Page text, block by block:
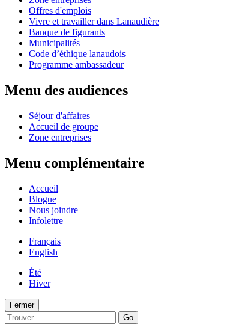
Offres d'emplois
Vivre et travailler dans Lanaudière
Banque de figurants
Municipalités
Code d’éthique lanaudois
Programme ambassadeur
Menu des audiences
Séjour d'affaires
Accueil de groupe
Zone entreprises
Menu complémentaire
Accueil
Blogue
Nous joindre
Infolettre
Français
English
Été
Hiver
Fermer
Go